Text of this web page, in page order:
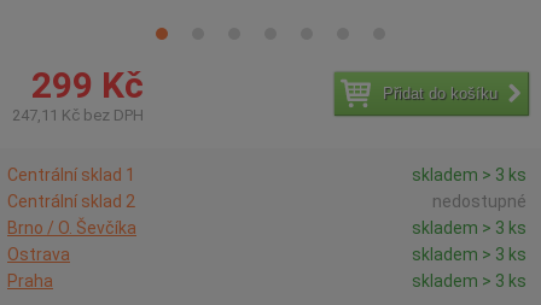
299 Kč
247,11 Kč bez DPH
Přidat do košíku
Centrální sklad 1
skladem > 3 ks
Centrální sklad 2
nedostupné
Brno / O. Ševčíka
skladem > 3 ks
Ostrava
skladem > 3 ks
Praha
skladem > 3 ks